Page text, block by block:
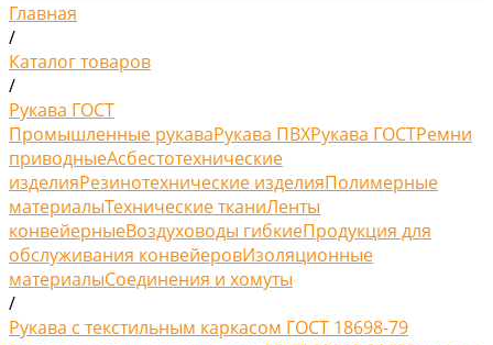
Главная
/
Каталог товаров
/
Рукава ГОСТ
Промышленные рукаваРукава ПВХРукава ГОСТРемни
приводныеАсбестотехнические
изделияРезинотехнические изделияПолимерные
материалыТехнические тканиЛенты
конвейерныеВоздуховоды гибкиеПродукция для
обслуживания конвейеровИзоляционные
материалыСоединения и хомуты
/
Рукава с текстильным каркасом ГОСТ 18698-79